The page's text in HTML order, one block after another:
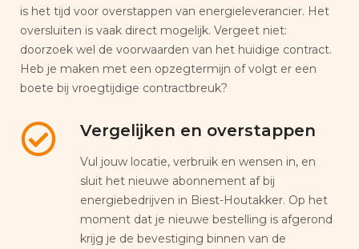
is het tijd voor overstappen van energieleverancier. Het
oversluiten is vaak direct mogelijk. Vergeet niet:
doorzoek wel de voorwaarden van het huidige contract.
Heb je maken met een opzegtermijn of volgt er een
boete bij vroegtijdige contractbreuk?
Vergelijken en overstappen
Vul jouw locatie, verbruik en wensen in, en
sluit het nieuwe abonnement af bij
energiebedrijven in Biest-Houtakker. Op het
moment dat je nieuwe bestelling is afgerond
krijg je de bevestiging binnen van de